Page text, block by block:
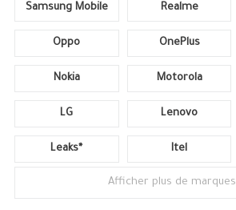
Samsung Mobile Realme
Oppo OnePlus
Nokia Motorola
LG Lenovo
Leaks* Itel
Afficher plus de marques